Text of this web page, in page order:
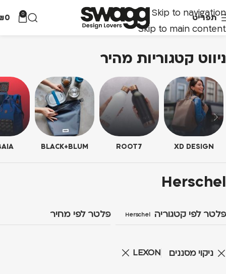
Skip to navigation
Skip to main content
תפריט 0
0
ניווט קטגוריות מהיר
XD DESIGN
ROOT7
BLACK+BLUM
Herschel
פלטר לפי קטגוריה Herschel פלטר לפי מחיר
ניקוי מסננים LEXON